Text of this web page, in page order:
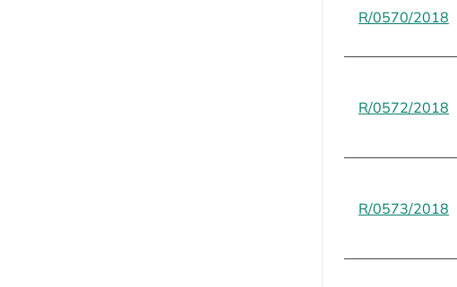
R/0570/2018
R/0572/2018
R/0573/2018